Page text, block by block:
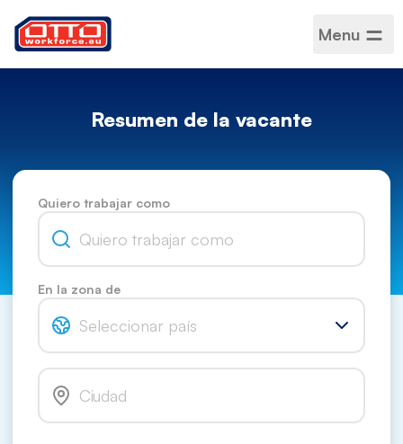
Menu
Resumen de la vacante
Quiero trabajar como
En la zona de
Seleccionar país